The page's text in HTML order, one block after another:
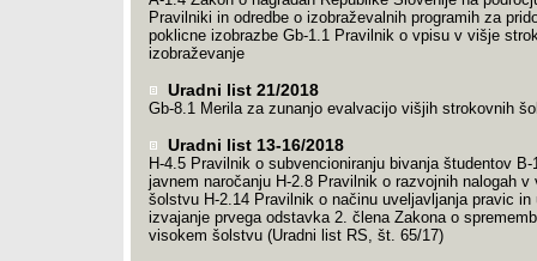
Pravilniki in odredbe o izobraževalnih programih za
poklicne izobrazbe Gb-1.1 Pravilnik o vpisu v višje
izobraževanje
Uradni list 21/2018
Gb-8.1 Merila za zunanjo evalvacijo višjih strokovnih
Uradni list 13-16/2018
H-4.5 Pravilnik o subvencioniranju bivanja študentov B-
javnem naročanju H-2.8 Pravilnik o razvojnih nalogah v
šolstvu H-2.14 Pravilnik o načinu uveljavljanja pravic in
izvajanje prvega odstavka 2. člena Zakona o
visokem šolstvu (Uradni list RS, št. 65/17)